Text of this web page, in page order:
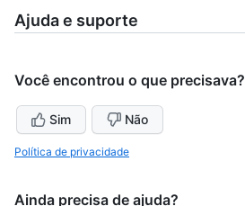
Ajuda e suporte
Você encontrou o que precisava?
Sim Não
Política de privacidade
Ainda precisa de ajuda?